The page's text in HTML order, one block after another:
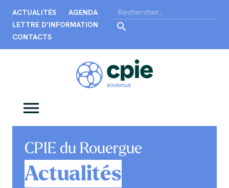
ACTUALITÉS
AGENDA
LETTRE D’INFORMATION
CONTACTS
CPIE du Rouergue
Actualités